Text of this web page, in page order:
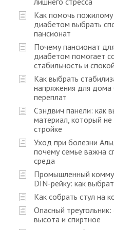
Как помочь пожилому
диабетом выбрать
пансионат
Почему пансионат
диабетом помогает
стабильность и
Как выбрать
напряжения для дома
переплат
Сэндвич панели: как
материал, который
стройке
Уход при болезни
почему семье важна
среда
Промышленный
DIN-рейку: как
Как собрать стул на
Опасный треугольник:
высота и спиртное